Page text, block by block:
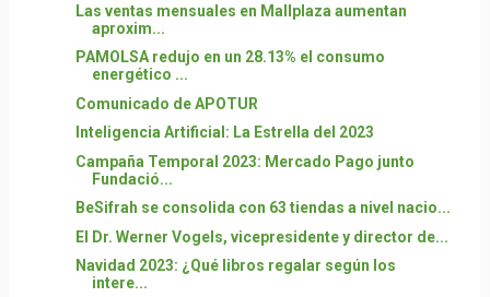
Las ventas mensuales en Mallplaza aumentan
aproxim...
PAMOLSA redujo en un 28.13% el consumo
energético ...
Comunicado de APOTUR
Inteligencia Artificial: La Estrella del 2023
Campaña Temporal 2023: Mercado Pago junto
Fundació...
BeSifrah se consolida con 63 tiendas a nivel nacio...
El Dr. Werner Vogels, vicepresidente y director de...
Navidad 2023: ¿Qué libros regalar según los
intere...